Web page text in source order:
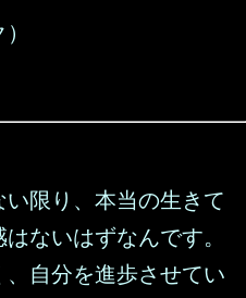
い限り、本当の生きて
ないはずなんです。
自分を進歩させてい